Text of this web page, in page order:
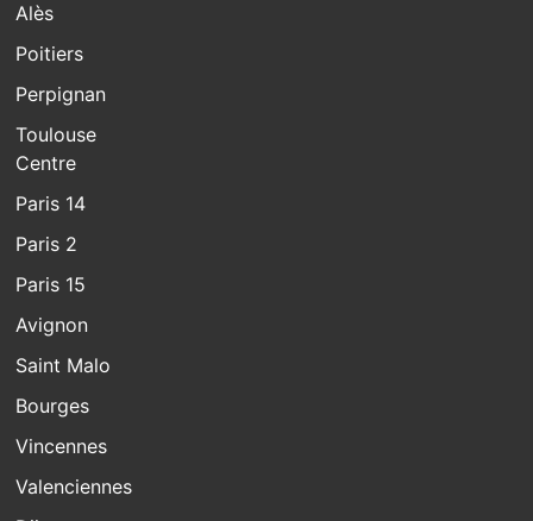
Alès
Poitiers
Perpignan
Toulouse
Centre
Paris 14
Paris 2
Paris 15
Avignon
Saint Malo
Bourges
Vincennes
Valenciennes